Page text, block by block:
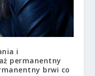
i
permanentny
brwi co